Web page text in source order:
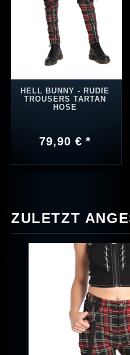
HELL BUNNY - RUDIE
TROUSERS TARTAN
HOSE
79,90 € *
ZULETZT